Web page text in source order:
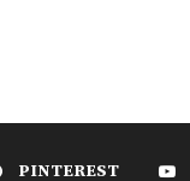
PINTEREST